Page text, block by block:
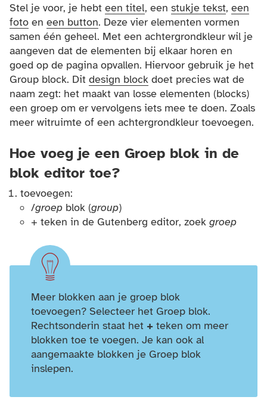
Stel je voor, je hebt een titel, een stukje tekst, een
foto en een button. Deze vier elementen vormen
samen één geheel. Met een achtergrondkleur wil je
aangeven dat de elementen bij elkaar horen en
goed op de pagina opvallen. Hiervoor gebruik je het
Group block. Dit design block doet precies wat de
naam zegt: het maakt van losse elementen (blocks)
een groep om er vervolgens iets mee te doen. Zoals
meer witruimte of een achtergrondkleur toevoegen.
Hoe voeg je een Groep blok in de
blok editor toe?
toevoegen:
/groep blok (group)
+ teken in de Gutenberg editor, zoek groep
handig om te weten
Meer blokken aan je groep blok
toevoegen? Selecteer het Groep blok.
Rechtsonderin staat het + teken om meer
blokken toe te voegen. Je kan ook al
aangemaakte blokken je Groep blok
inslepen.